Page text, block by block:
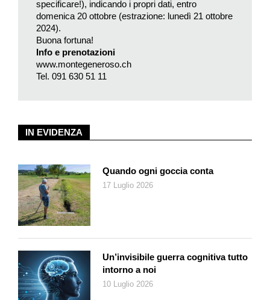
e… un’atmosfera indimenticabile.
Per entrambe le serate la prenotazione è obbligatoria.
IN EVIDENZA
Quando ogni goccia conta
17 Luglio 2026
Un’invisibile guerra cognitiva tutto
intorno a noi
10 Luglio 2026
specificare!), indicando i propri dati, entro
domenica 20 ottobre (estrazione: lunedì 21 ottobre
2024).
Buona fortuna!
Info e prenotazioni
www.montegeneroso.ch
Tel. 091 630 51 11